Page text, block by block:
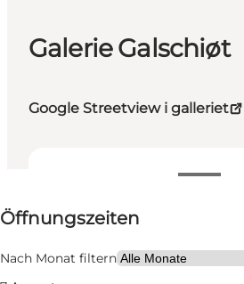
Galerie Galschiøt
Google Streetview i galleriet
Öffnungszeiten anzeigen
Öffnungszeiten
Nach Monat filtern
Kostenlos
Website besuchen